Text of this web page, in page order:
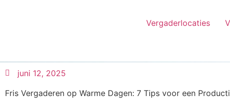
Vergaderlocaties
juni 12, 2025
Fris Vergaderen op Warme Dagen: 7 Tips voor een